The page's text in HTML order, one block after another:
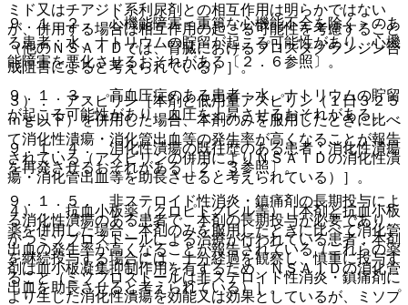
ミド又はチアジド系利尿剤との相互作用は明らかではない
が、併用する場合は相互作用の起こる可能性を考慮すること
（他のＮＳＡＩＤでは、腎臓におけるプロスタグランジン合
成阻害によると考えられている）］。
３）． アスピリン［本剤と低用量アスピリン（１日３２５
ｍｇ以下）を併用した場合、本剤のみを服用したときに比べ
て消化性潰瘍・消化管出血等の発生率が高くなることが報告
されている（アスピリンの併用によりＮＳＡＩＤの消化性潰
瘍・消化管出血等を助長させると考えられている）］。
４）． 抗血小板薬（クロピドグレル等）［本剤と抗血小板
薬を併用した場合、本剤のみを服用したときに比べて消化管
出血の発生率が高くなることが報告されている（これらの薬
剤は血小板凝集抑制作用を有するため、ＮＳＡＩＤの消化管
出血を助長させると考えられている）］。
９．１．２． 心機能障害＜重篤な心機能不全を除く＞のあ
る患者：水、ナトリウムの貯留が起こる可能性があり、心機
能障害を悪化させるおそれがある〔２．６参照〕。
９．１．３． 高血圧症のある患者：水、ナトリウムの貯留
が起こる可能性があり、血圧を上昇させるおそれがある。
９．１．４． 消化性潰瘍の既往歴のある患者：消化性潰瘍
を再発させるおそれがある〔２．３参照〕。
９．１．５． 非ステロイド性消炎・鎮痛剤の長期投与によ
る消化性潰瘍のある患者で、本剤の長期投与が必要であり、
かつミソプロストールによる治療が行われている患者：本剤
を継続投与する場合には、十分経過を観察し、慎重に投与す
ること（ミソプロストールは非ステロイド性消炎・鎮痛剤に
より生じた消化性潰瘍を効能又は効果としているが、ミソプ